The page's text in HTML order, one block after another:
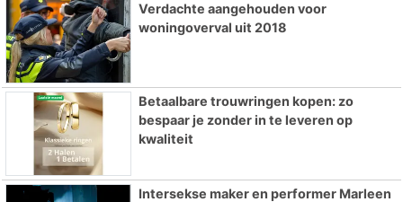
Verdachte aangehouden voor
woningoverval uit 2018
Betaalbare trouwringen kopen: zo
bespaar je zonder in te leveren op
kwaliteit
Intersekse maker en performer Marleen